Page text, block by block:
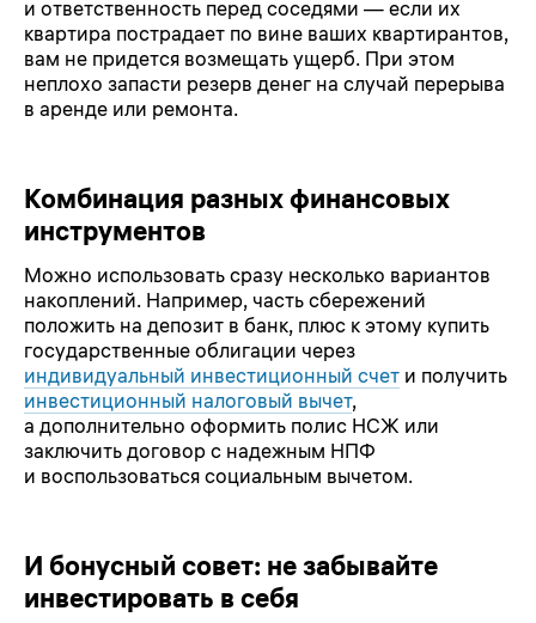
и ответственность перед соседями — если их
квартира пострадает по вине ваших квартирантов,
вам не придется возмещать ущерб. При этом
неплохо запасти резерв денег на случай перерыва
в аренде или ремонта.
Комбинация разных финансовых
инструментов
Можно использовать сразу несколько вариантов
накоплений. Например, часть сбережений
положить на депозит в банк, плюс к этому купить
государственные облигации через
индивидуальный инвестиционный счет и получить
инвестиционный налоговый вычет,
а дополнительно оформить полис НСЖ или
заключить договор с надежным НПФ
и воспользоваться социальным вычетом.
И бонусный совет: не забывайте
инвестировать в себя